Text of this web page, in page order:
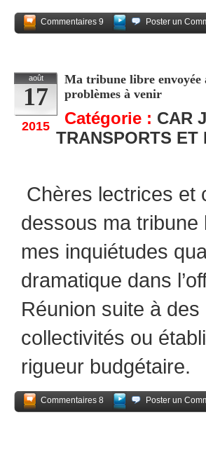
Commentaires 9
Poster un
août
17
2015
Ma tribune libre envoyée
problèmes à venir
Catégorie : CAR
TRANSPORTS ET
Chères lectrices et
dessous ma
mes inquiétudes
dramatique dans
Réunion suite à
collectivités ou
rigueur budgétaire.
Commentaires 8
Poster un